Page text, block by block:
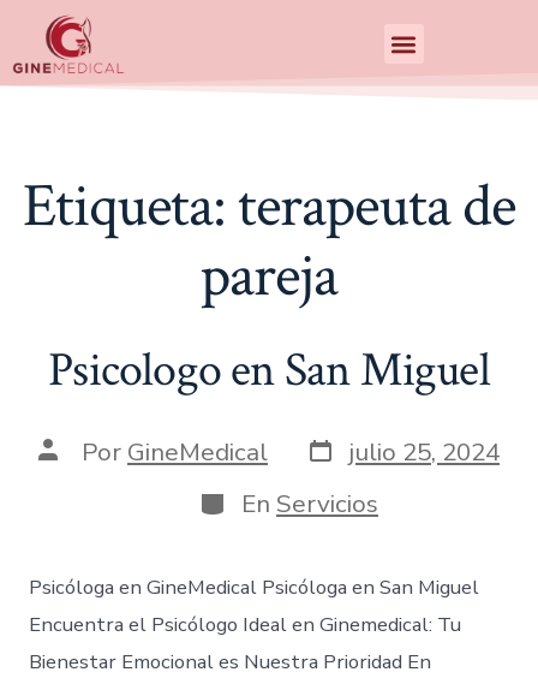
Etiqueta:terapeuta de
pareja
Psicologo en San Miguel
Por GineMedical
julio 25, 2024
En Servicios
Psicóloga en GineMedical Psicóloga en San Miguel
Encuentra el Psicólogo Ideal en Ginemedical: Tu
Bienestar Emocional es Nuestra Prioridad En